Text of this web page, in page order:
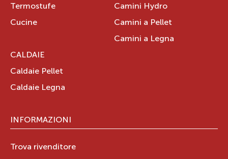
PugliaIT
Tel.:3394868791
ISOTHERMO
71036 LUCERA
Tel.:330867937
Termostufe
Cucine
Camini Hydro
Camini a Pellet
Camini a Legna
CALDAIE
Caldaie Pellet
Caldaie Legna
INFORMAZIONI
Trova rivenditore